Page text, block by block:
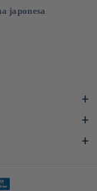
japonesa